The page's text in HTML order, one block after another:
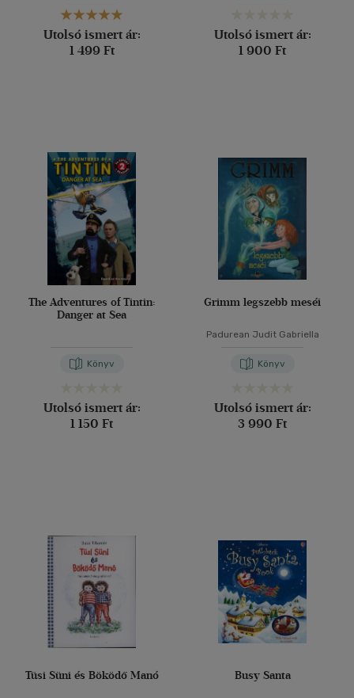
Vélemény szerint
Utolsó ismert ár:
1 499 Ft
Utolsó ismert ár:
1 900 Ft
The Adventures of Tintin:
Danger at Sea
Könyv
Utolsó ismert ár:
1 150 Ft
Grimm legszebb meséi
Padurean Judit Gabriella
Könyv
Utolsó ismert ár:
3 990 Ft
Tüsi Süni és Böködő Manó Busy Santa